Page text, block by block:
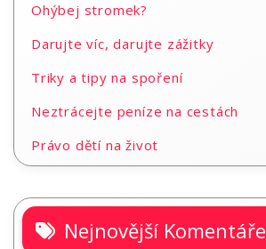
Ohýbej stromek?
Darujte víc, darujte zážitky
Triky a tipy na spoření
Neztrácejte peníze na cestách
Právo dětí na život
Nejnovější Komentáře